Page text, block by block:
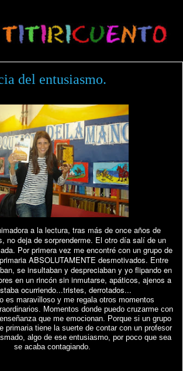
del entusiasmo.
a la lectura, tras más de once años de
no deja de sorprenderme. El otro día salí de un
Por primera vez me encontré con un grupo de
ABSOLUTAMENTE desmotivados. Entre
se insultaban y despreciaban y yo flipando en
en un rincón sin inmutarse, apáticos, ajenos a
ocurriendo...tristes, derrotados...
es maravilloso y me regala otros momentos
Momentos donde puedo cruzarme con
que me emocionan. Porque si un grupo
primaria tiene la suerte de contar con un profesor
algo de ese entusiasmo, por poco que sea
se acaba contagiando.